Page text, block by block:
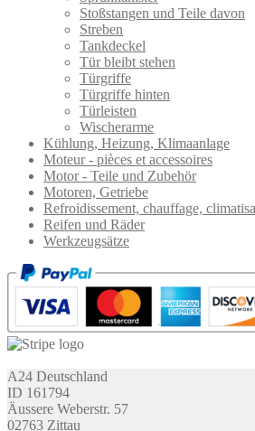
Stoßstangen und Teile davon
Streben
Tankdeckel
Tür bleibt stehen
Türgriffe
Türgriffe hinten
Türleisten
Wischerarme
Kühlung, Heizung, Klimaanlage
Moteur - pièces et accessoires
Motor - Teile und Zubehör
Motoren, Getriebe
Refroidissement, chauffage,
Reifen und Räder
Werkzeugsätze
A24 Deutschland
ID 161794
Äussere Weberstr. 57
02763 Zittau